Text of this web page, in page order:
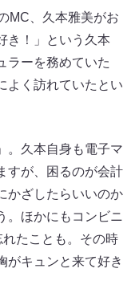
MC、久本雅美がお
き！」という久本
ラーを務めていた
よく訪れていたとい
。久本自身も電子マ
すが、困るのが会計
かざしたらいいのか
。ほかにもコンビニ
れたことも。その時
がキュンと来て好き